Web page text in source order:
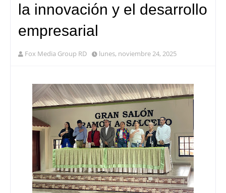
la innovación y el desarrollo
empresarial
Fox Media Group RD lunes, noviembre 24, 2025